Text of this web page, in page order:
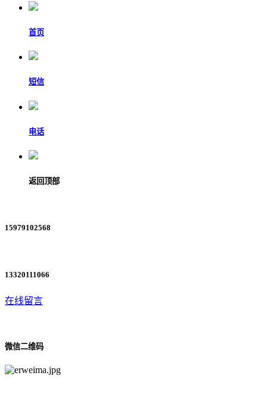
首页
短信
电话
返回顶部
15979102568
13320111066
在线留言
微信二维码